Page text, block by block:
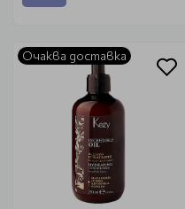
Очаква доставка